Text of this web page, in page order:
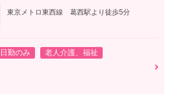
東京メトロ東西線 葛西駅より徒歩5分
日勤のみ
老人介護、福祉